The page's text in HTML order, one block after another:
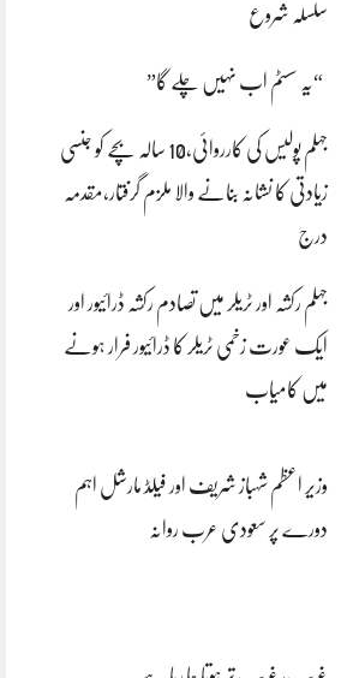
سلسلہ شروع
“یہ سسٹم اب نہیں چلے گا”
جہلم پولیس کی کارروائی،10 سالہ بچے کو جنسی
زیادتی کا نشانہ بنانے والا ملزم گرفتار،مقدمہ
درج
جہلم رکشہ اور ٹریلر میں تصادم رکشہ ڈرائیور اور
ایک عورت زخمی ٹریلر کا ڈرائیور فرار ہونے
میں کامیاب
وزیر اعظم شہباز شریف اور فیلڈ مارشل اہم
دورے پر سعودی عرب روانہ